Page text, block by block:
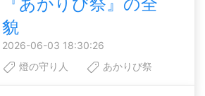
貌
2026-06-03 18:30:26
燈の守り人 あかりび祭